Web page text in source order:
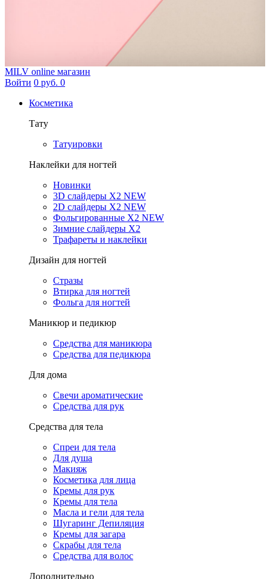
MILV online магазин
Войти 0 руб. 0
Косметика
Тату
Татуировки
Наклейки для ногтей
Новинки
3D слайдеры X2 NEW
2D слайдеры X2 NEW
Фольгированные X2 NEW
Зимние слайдеры Х2
Трафареты и наклейки
Дизайн для ногтей
Стразы
Втирка для ногтей
Фольга для ногтей
Маникюр и педикюр
Средства для маникюра
Средства для педикюра
Для дома
Свечи ароматические
Средства для рук
Средства для тела
Спреи для тела
Для душа
Макияж
Косметика для лица
Кремы для рук
Кремы для тела
Масла и гели для тела
Шугаринг Депиляция
Кремы для загара
Скрабы для тела
Средства для волос
Дополнительно